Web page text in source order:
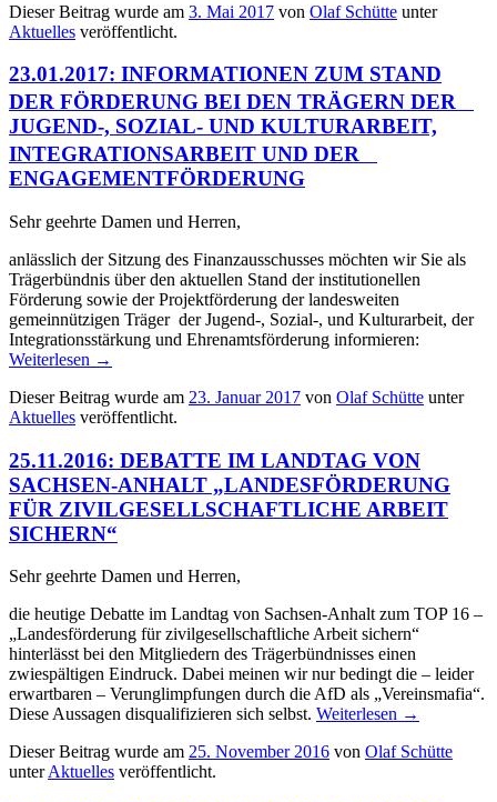
Dieser Beitrag wurde am 3. Mai 2017 von Olaf Schütte unter
Aktuelles veröffentlicht.
23.01.2017: INFORMATIONEN ZUM STAND
DER FÖRDERUNG BEI DEN TRÄGERN DER
JUGEND-, SOZIAL- UND KULTURARBEIT,
INTEGRATIONSARBEIT UND DER
ENGAGEMENTFÖRDERUNG
Sehr geehrte Damen und Herren,
anlässlich der Sitzung des Finanzausschusses möchten wir Sie als
Trägerbündnis über den aktuellen Stand der institutionellen
Förderung sowie der Projektförderung der landesweiten
gemeinnützigen Träger der Jugend-, Sozial-, und Kulturarbeit, der
Integrationsstärkung und Ehrenamtsförderung informieren:
Weiterlesen →
Dieser Beitrag wurde am 23. Januar 2017 von Olaf Schütte unter
Aktuelles veröffentlicht.
25.11.2016: DEBATTE IM LANDTAG VON
SACHSEN-ANHALT „LANDESFÖRDERUNG
FÜR ZIVILGESELLSCHAFTLICHE ARBEIT
SICHERN“
Sehr geehrte Damen und Herren,
die heutige Debatte im Landtag von Sachsen-Anhalt zum TOP 16 –
„Landesförderung für zivilgesellschaftliche Arbeit sichern“
hinterlässt bei den Mitgliedern des Trägerbündnisses einen
zwiespältigen Eindruck. Dabei meinen wir nur bedingt die – leider
erwartbaren – Verunglimpfungen durch die AfD als „Vereinsmafia“.
Diese Aussagen disqualifizieren sich selbst. Weiterlesen →
Dieser Beitrag wurde am 25. November 2016 von Olaf Schütte
unterAktuelles veröffentlicht.